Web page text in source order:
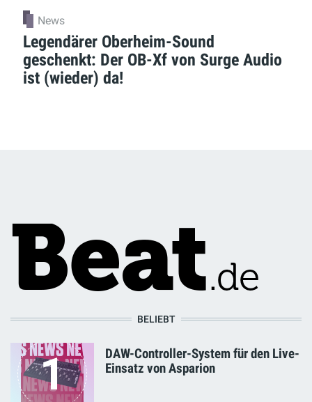
News
Legendärer Oberheim-Sound
geschenkt: Der OB-Xf von Surge Audio
ist (wieder) da!
BELIEBT
1
DAW-Controller-System für den Live-
Einsatz von Asparion